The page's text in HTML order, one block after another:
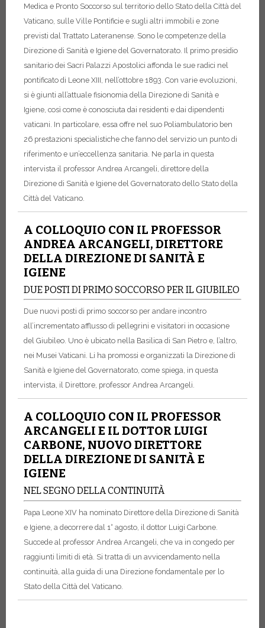
Medica e Pronto Soccorso sul territorio dello Stato della Città del
Vaticano, sulle Ville Pontificie e sugli altri immobili e zone
previsti dal Trattato Lateranense. Sono le competenze della
Direzione di Sanità e Igiene del Governatorato. Il primo presidio
sanitario dei Sacri Palazzi Apostolici affonda le sue radici nel
pontificato di Leone XIII, nell’ottobre 1893. Con varie evoluzioni,
si è giunti all’attuale fisionomia della Direzione di Sanità e
Igiene, così come è conosciuta dai residenti e dai dipendenti
vaticani. In particolare, essa offre nel suo Poliambulatorio ben
26 prestazioni specialistiche che fanno del servizio un punto di
riferimento e un’eccellenza sanitaria. Ne parla in questa
intervista il professor Andrea Arcangeli, direttore della
Direzione di Sanità e Igiene del Governatorato dello Stato della
Città del Vaticano.
A COLLOQUIO CON IL PROFESSOR
ANDREA ARCANGELI, DIRETTORE
DELLA DIREZIONE DI SANITÀ E
IGIENE
DUE POSTI DI PRIMO SOCCORSO PER IL GIUBILEO
Due nuovi posti di primo soccorso per andare incontro
all’incrementato afflusso di pellegrini e visitatori in occasione
del Giubileo. Uno è ubicato nella Basilica di San Pietro e, l’altro,
nei Musei Vaticani. Li ha promossi e organizzati la Direzione di
Sanità e Igiene del Governatorato, come spiega, in questa
intervista, il Direttore, professor Andrea Arcangeli.
A COLLOQUIO CON IL PROFESSOR
ARCANGELI E IL DOTTOR LUIGI
CARBONE, NUOVO DIRETTORE
DELLA DIREZIONE DI SANITÀ E
IGIENE
NEL SEGNO DELLA CONTINUITÀ
Papa Leone XIV ha nominato Direttore della Direzione di Sanità
e Igiene, a decorrere dal 1° agosto, il dottor Luigi Carbone.
Succede al professor Andrea Arcangeli, che va in congedo per
raggiunti limiti di età. Si tratta di un avvicendamento nella
continuità, alla guida di una Direzione fondamentale per lo
Stato della Città del Vaticano.